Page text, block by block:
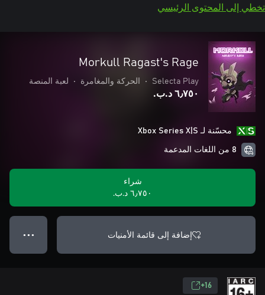
تخطي إلى المحتوى الرئيسي
Morkull Ragast's Rage
Selecta Play
• الحركة والمغامرة • لعبة المنصة
٦٫٧٥٠ د.ب.‏
محسّنة لـ Xbox Series X|S
8 من اللغات المدعمة
شراء
٦٫٧٥٠ د.ب.‏
إضافة إلى قائمة الأمنيات ● ● ●
16+